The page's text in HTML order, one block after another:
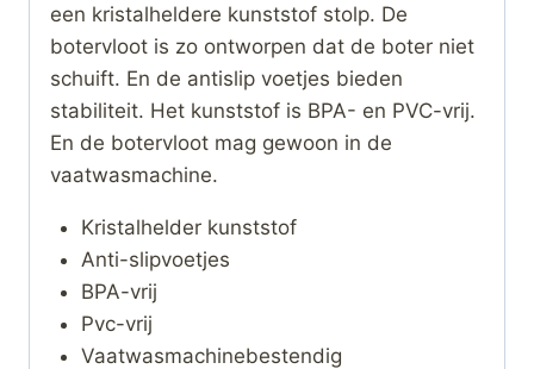
een kristalheldere kunststof stolp. De
botervloot is zo ontworpen dat de boter niet
schuift. En de antislip voetjes bieden
stabiliteit. Het kunststof is BPA- en PVC-vrij.
En de botervloot mag gewoon in de
vaatwasmachine.
Kristalhelder kunststof
Anti-slipvoetjes
BPA-vrij
Pvc-vrij
Vaatwasmachinebestendig